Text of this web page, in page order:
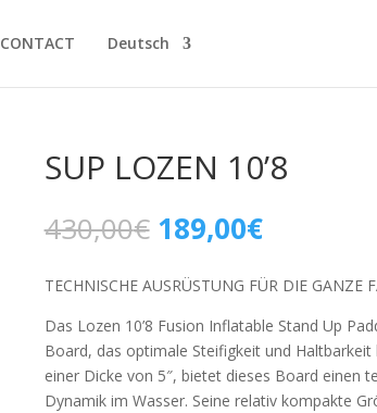
CONTACT Deutsch
SUP LOZEN 10’8
430,00€ Ursprünglicher
Preis
war:
430,00€
189,00€Aktueller
Preis
ist:
189,00€.
TECHNISCHE AUSRÜSTUNG FÜR DIE GANZE
Das Lozen 10’8 Fusion Inflatable Stand Up
Board, das optimale Steifigkeit und
einer Dicke von 5″, bietet dieses Board einen
Dynamik im Wasser. Seine relativ kompakte